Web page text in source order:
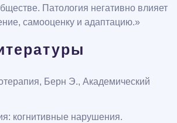
Патология негативно влияет
самооценку и адаптацию.»
Берн Э., Академический
когнитивные нарушения.